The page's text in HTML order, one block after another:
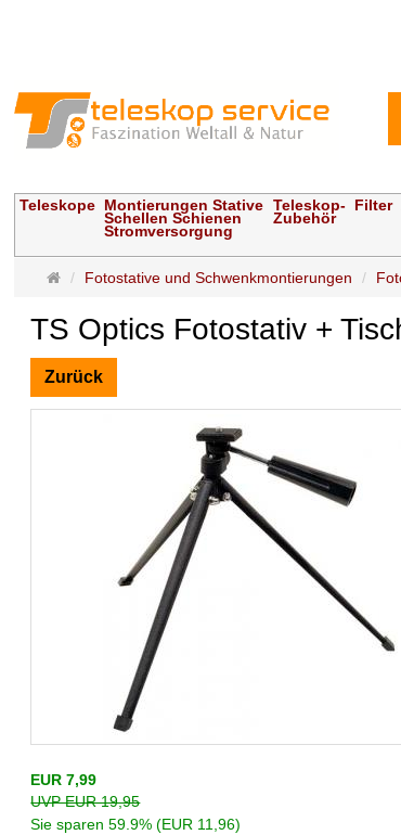
Teleskope Montierungen Stative
Schellen Schienen
Stromversorgung
Teleskop-
Zubehör
Filter
Startseite
Fotostative und Schwenkmontierungen
TS Optics Fotostativ +
Zurück
EUR 7,99
UVP EUR 19,95
Sie sparen 59.9% (EUR 11,96)